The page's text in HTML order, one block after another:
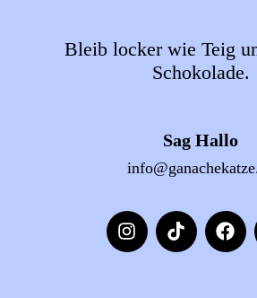
Bleib locker wie Teig
Schokolade.
Sag Hallo